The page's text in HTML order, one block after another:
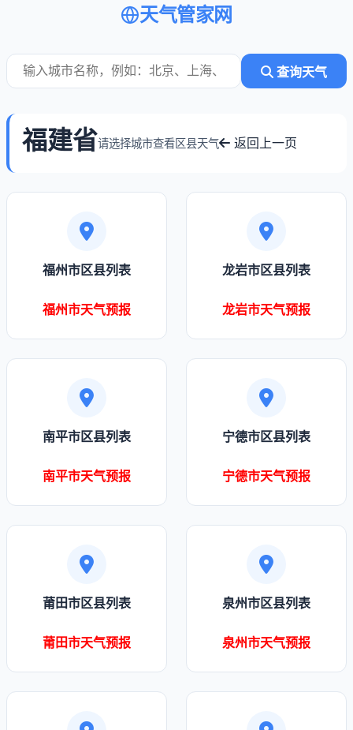
天气管家网
查询天气
福建省请选择城市查看区县天气 返回上一页
福州市区县列表
福州市天气预报
龙岩市区县列表
龙岩市天气预报
南平市区县列表
南平市天气预报
宁德市区县列表
宁德市天气预报
莆田市区县列表
莆田市天气预报
泉州市区县列表
泉州市天气预报